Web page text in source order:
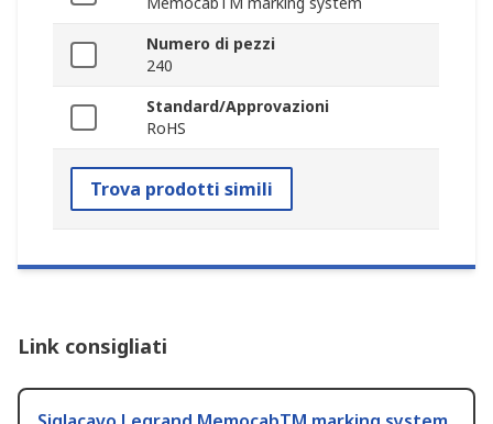
Numero di pezzi
240
Standard/Approvazioni
RoHS
Trova prodotti simili
Link consigliati